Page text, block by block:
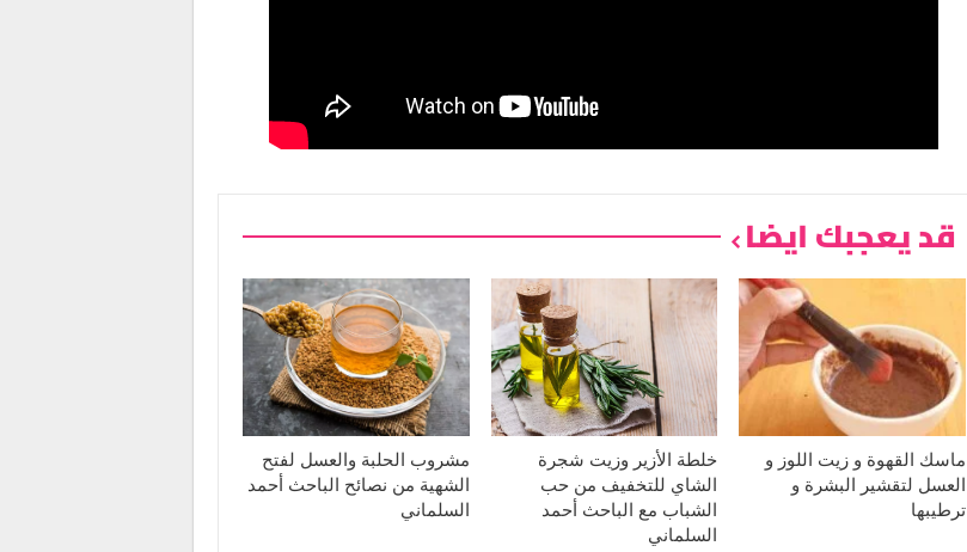
قد يعجبك ايضا
ماسك القهوة و زيت اللوز و
العسل لتقشير البشرة و
ترطيبها
خلطة الأزير وزيت شجرة
الشاي للتخفيف من حب
الشباب مع الباحث أحمد
السلماني
مشروب الحلبة والعسل لفتح
الشهية من نصائح الباحث أحمد
السلماني